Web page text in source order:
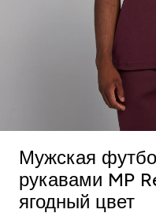
Мужская
рукавами MP
ягодный цвет